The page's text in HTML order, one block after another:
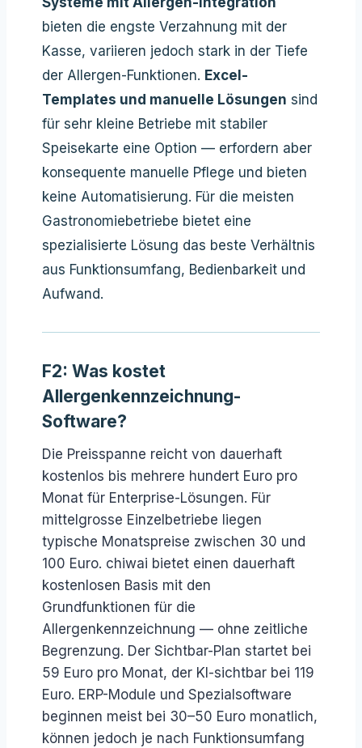
bieten die engste Verzahnung mit der
Kasse, variieren jedoch stark in der Tiefe
der Allergen-Funktionen. Excel-
Templates und manuelle Lösungen sind
für sehr kleine Betriebe mit stabiler
Speisekarte eine Option — erfordern aber
konsequente manuelle Pflege und bieten
keine Automatisierung. Für die meisten
Gastronomiebetriebe bietet eine
spezialisierte Lösung das beste Verhältnis
aus Funktionsumfang, Bedienbarkeit und
Aufwand.
F2: Was kostet
Allergenkennzeichnung-
Software?
Die Preisspanne reicht von dauerhaft
kostenlos bis mehrere hundert Euro pro
Monat für Enterprise-Lösungen. Für
mittelgrosse Einzelbetriebe liegen
typische Monatspreise zwischen 30 und
100 Euro. chiwai bietet einen dauerhaft
kostenlosen Basis mit den
Grundfunktionen für die
Allergenkennzeichnung — ohne zeitliche
Begrenzung. Der Sichtbar-Plan startet bei
59 Euro pro Monat, der KI-sichtbar bei 119
Euro. ERP-Module und Spezialsoftware
beginnen meist bei 30–50 Euro monatlich,
können jedoch je nach Funktionsumfang